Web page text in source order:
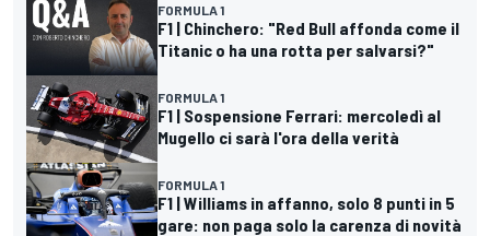
FORMULA 1
F1 | Chinchero: "Red Bull affonda come il
Titanic o ha una rotta per salvarsi?"
FORMULA 1
F1 | Sospensione Ferrari: mercoledì al
Mugello ci sarà l'ora della verità
FORMULA 1
F1 | Williams in affanno, solo 8 punti in 5
gare: non paga solo la carenza di novità